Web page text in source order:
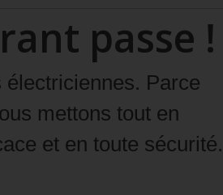
passe !
Parce
mettons tout en
et en toute sécurité.